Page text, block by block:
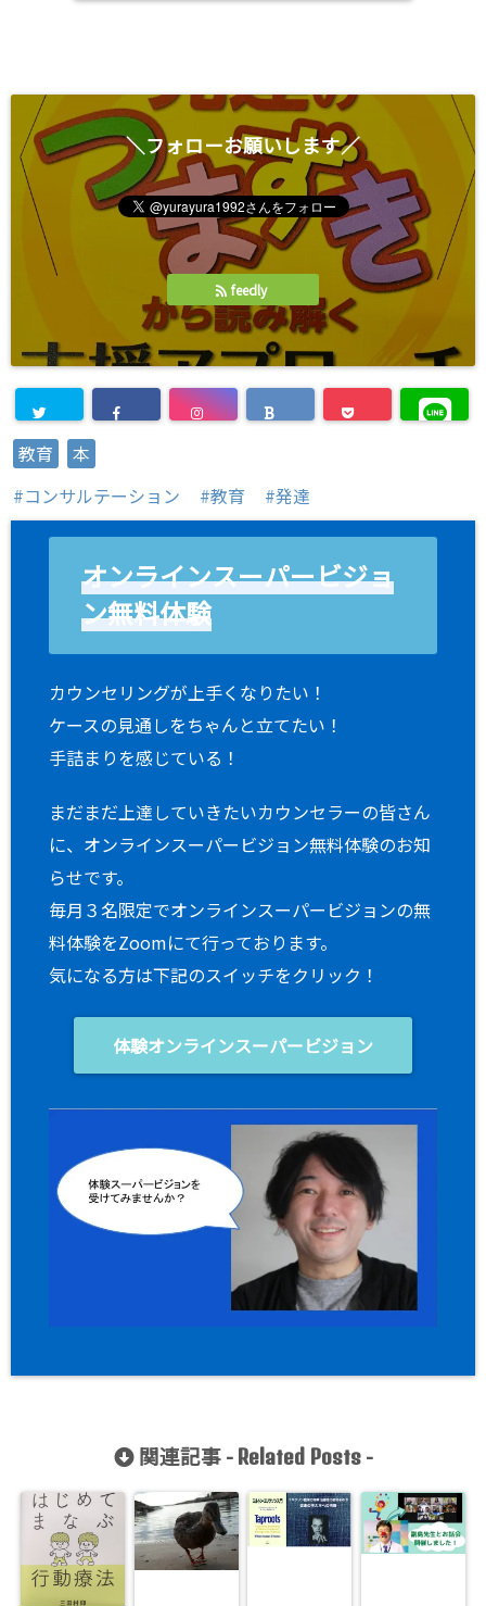
＼フォローお願いします／
feedly
教育
本
コンサルテーション
教育 発達
オンラインスーパービジョ
ン無料体験
カウンセリングが上手くなりたい！
ケースの見通しをちゃんと立てたい！
手詰まりを感じている！
まだまだ上達していきたいカウンセラーの皆さん
に、オンラインスーパービジョン無料体験のお知
らせです。
毎月３名限定でオンラインスーパービジョンの無
料体験をZoomにて行っております。
気になる方は下記のスイッチをクリック！
体験オンラインスーパービジョン
関連記事 - Related Posts-